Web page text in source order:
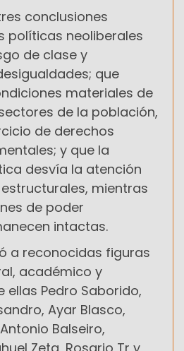
conclusiones
políticas neoliberales
de clase y
que
materiales de
de la población,
de derechos
y que la
desvía la atención
mientras
de poder
intactas.
a reconocidas figuras
académico y
ellas Pedro Saborido,
Ayar Blasco,
Balseiro,